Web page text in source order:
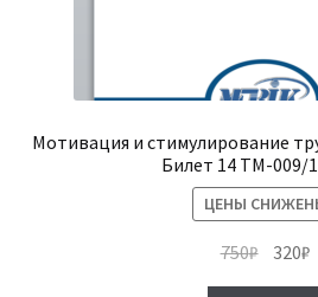
Мотивация и стимулирование
Билет 14 ТМ-009/
ЦЕНЫ
750₽
цена
320₽